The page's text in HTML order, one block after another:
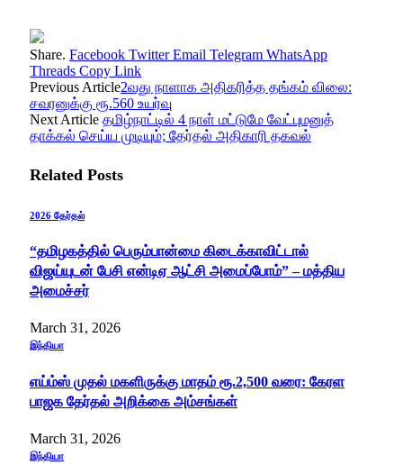
Share. Facebook Twitter Email Telegram WhatsApp
Threads Copy Link
Previous Article2வது நாளாக அதிகரித்த தங்கம் விலை:
சவரனுக்கு ரூ.560 உயர்வு
Next Article தமிழ்நாட்டில் 4 நாள் மட்டுமே வேட்புமனுத்
தாக்கல் செய்ய முடியும்; தேர்தல் அதிகாரி தகவல்
Related Posts
2026 தேர்தல்
“தமிழகத்தில் பெரும்பான்மை கிடைக்காவிட்டால்
விஜய்யுடன் பேசி என்டிஏ ஆட்சி அமைப்போம்” – மத்திய
அமைச்சர்
March 31, 2026
இந்தியா
எய்ம்ஸ் முதல் மகளிருக்கு மாதம் ரூ.2,500 வரை: கேரள
பாஜக தேர்தல் அறிக்கை அம்சங்கள்
March 31, 2026
இந்தியா